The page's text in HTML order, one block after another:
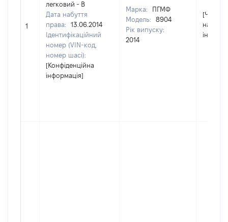
1
легковий - В
Дата набуття
права:
13.06.2014
Ідентифікаційний
номер (VIN-код,
номер шасі):
[Конфіденційна
інформація]
Марка:
ПГМФ
Модель:
8904
Рік випуску:
2014
[Член
надав